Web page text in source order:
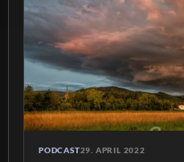
PODCAST29. APRIL 2022